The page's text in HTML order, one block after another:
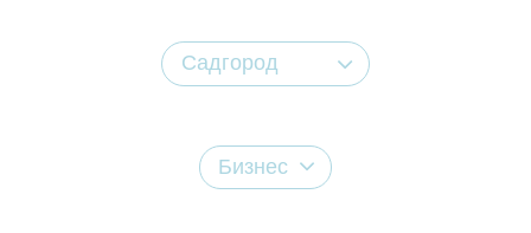
Садгород
Бизнес